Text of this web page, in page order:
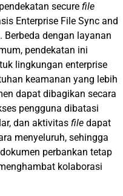
secure file
Enterprise File Sync and
Berbeda dengan layanan
pendekatan ini
lingkungan enterprise
keamanan yang lebih
dapat dibagikan secara
pengguna dibatasi
dan aktivitas file dapat
menyeluruh, sehingga
perbankan tetap
kolaborasi